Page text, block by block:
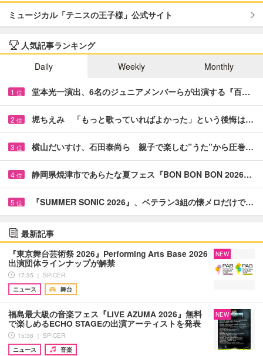
ミュージカル「テニスの王子様」公式サイト
人気記事ランキング
Daily
Weekly Monthly
1 位 堂本光一演出、6名のジュニアメンバーらが出演する『百…
2 位 堀ちえみ 「もっと歌っていればよかった」という後悔は…
3 位 横山だいすけ、石田泰尚ら 親子で楽しむ”うた”から圧巻…
4 位 静岡県焼津市であらたな夏フェス『BON BON BON 2026…
5 位 『SUMMER SONIC 2026』、ベテラン3組の懐メロだけで…
最新記事
『東京舞台芸術祭 2026』Performing Arts Base 2026
出演団体ラインナップが解禁
17:35 ｜ SPICER
ニュース
舞台
NEW
福島最大級の音楽フェス『LIVE AZUMA 2026』無料
で楽しめるECHO STAGEの出演アーティストを発表
15:38 ｜ SPICER
ニュース
音楽
NEW